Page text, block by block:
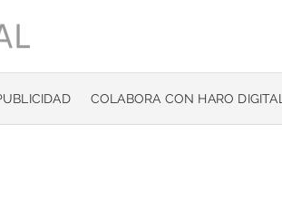
COLABORA CON HARO DIGITAL